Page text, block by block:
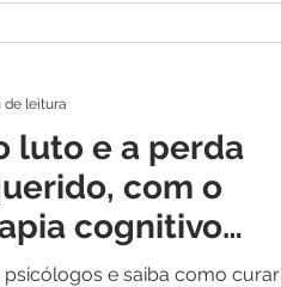
luto e a perda
com o
cognitivo
e saiba como curar
de leitura